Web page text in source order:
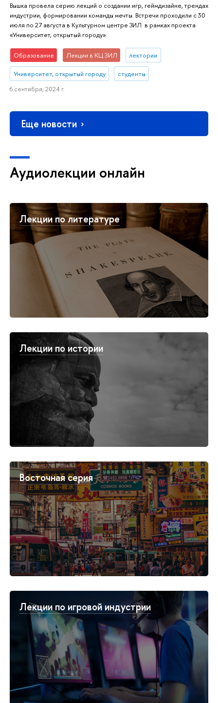
Вышка провела серию лекций о создании игр, геймдизайне, трендах
индустрии, формировании команды мечты. Встречи проходили с 30
июля по 27 августа в Культурном центре ЗИЛ в рамках проекта
«Университет, открытый городу».
Образование Лекции в КЦ ЗИЛ лектории
Университет, открытый городу
студенты
6 сентября, 2024 г.
Еще новости
Аудиолекции онлайн
Лекции по литературе
Лекции по истории
Восточная серия
Лекции по игровой индустрии